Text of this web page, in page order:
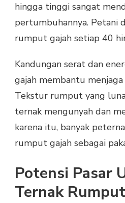
hingga tinggi sangat
pertumbuhannya. Petani
rumput gajah setiap 40
Kandungan serat dan
gajah membantu
Tekstur rumput yang
ternak mengunyah dan
karena itu, banyak
rumput gajah sebagai
Potensi Pasar
Ternak